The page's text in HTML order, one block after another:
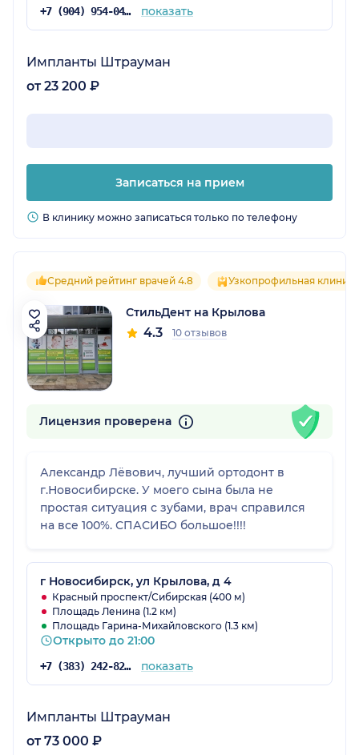
+7 (904) 954-04-97 показать
Импланты Штрауман
от 23 200 ₽
Записаться на прием
В клинику можно записаться только по телефону
Средний рейтинг врачей 4.8 Узкопрофильная клиника
СтильДент на Крылова
4.3 10 отзывов
Лицензия проверена
Александр Лёвович, лучший ортодонт в
г.Новосибирске. У моего сына была не
простая ситуация с зубами, врач справился
на все 100%. СПАСИБО большое!!!!
г Новосибирск, ул Крылова, д 4
Красный проспект/Сибирская (400 м)
Площадь Ленина (1.2 км)
Площадь Гарина-Михайловского (1.3 км)
Открыто до 21:00
+7 (383) 242-82-57 показать
Импланты Штрауман
от 73 000 ₽